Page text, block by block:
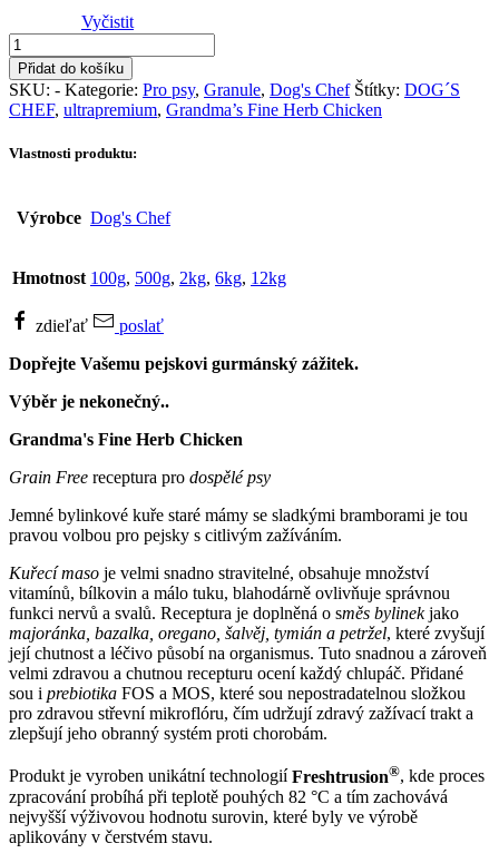
Vyčistit
DOG'S
CHEF
Grandma's
Fine
Herb
množství
Přidat do košíku
SKU: - Kategorie: Pro psy, Granule, Dog's Chef Štítky: DOG´S
CHEF, ultrapremium, Grandma’s Fine Herb Chicken
Vlastnosti produktu:
Výrobce Dog's Chef
Hmotnost 100g, 500g, 2kg, 6kg, 12kg
zdieľať
poslať
Dopřejte Vašemu pejskovi gurmánský zážitek.
Výběr je nekonečný..
Grandma's Fine Herb Chicken
Grain Free receptura pro dospělé psy
Jemné bylinkové kuře staré mámy se sladkými bramborami je tou
pravou volbou pro pejsky s citlivým zažíváním.
Kuřecí maso je velmi snadno stravitelné, obsahuje množství
vitamínů, bílkovin a málo tuku, blahodárně ovlivňuje správnou
funkci nervů a svalů. Receptura je doplněná o směs bylinekjako
majoránka, bazalka, oregano, šalvěj, tymián a petržel, které zvyšují
její chutnost a léčivo působí na organismus. Tuto snadnou a zároveň
velmi zdravou a chutnou recepturu ocení každý chlupáč. Přidané
sou i prebiotika FOS a MOS, které sou nepostradatelnou složkou
pro zdravou střevní mikroflóru, čím udržují zdravý zažívací trakt a
zlepšují jeho obranný systém proti chorobám.
Produkt je vyroben unikátní technologií Freshtrusion®, kde proces
zpracování probíhá při teplotě pouhých 82 °C a tím zachovává
nejvyšší výživovou hodnotu surovin, které byly ve výrobě
aplikovány v čerstvém stavu.